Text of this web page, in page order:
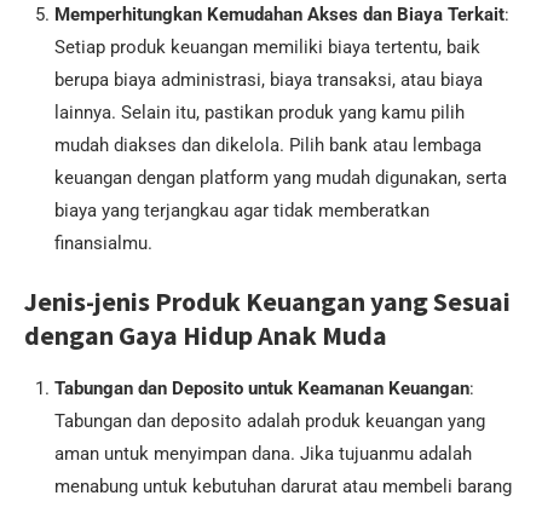
Memperhitungkan Kemudahan Akses dan Biaya Terkait:
Setiap produk keuangan memiliki biaya tertentu, baik
berupa biaya administrasi, biaya transaksi, atau biaya
lainnya. Selain itu, pastikan produk yang kamu pilih
mudah diakses dan dikelola. Pilih bank atau lembaga
keuangan dengan platform yang mudah digunakan, serta
biaya yang terjangkau agar tidak memberatkan
finansialmu.
Jenis-jenis Produk Keuangan yang Sesuai
dengan Gaya Hidup Anak Muda
Tabungan dan Deposito untuk Keamanan Keuangan:
Tabungan dan deposito adalah produk keuangan yang
aman untuk menyimpan dana. Jika tujuanmu adalah
menabung untuk kebutuhan darurat atau membeli barang